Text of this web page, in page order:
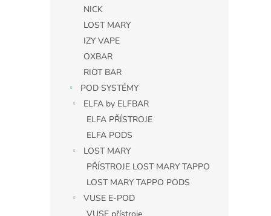
NICK
LOST MARY
IZY VAPE
OXBAR
RIOT BAR
POD SYSTÉMY
ELFA by ELFBAR
ELFA PŘÍSTROJE
ELFA PODS
LOST MARY
PŘÍSTROJE LOST MARY TAPPO
LOST MARY TAPPO PODS
VUSE E-POD
VUSE přístroje